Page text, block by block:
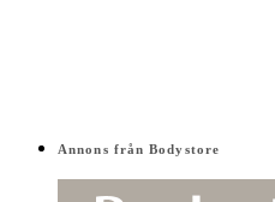
Annons från Bodystore